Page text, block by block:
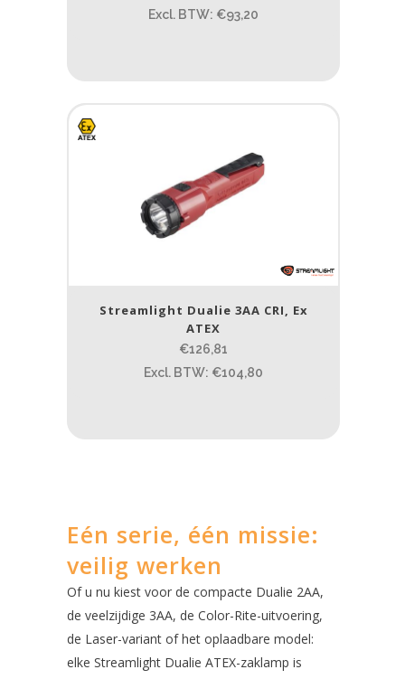
Excl. BTW: €93,20
Streamlight Dualie 3AA CRI, Ex
ATEX
€126,81
Excl. BTW: €104,80
Eén serie, één missie:
veilig werken
Of u nu kiest voor de compacte Dualie 2AA,
de veelzijdige 3AA, de Color-Rite-uitvoering,
de Laser-variant of het oplaadbare model:
elke Streamlight Dualie ATEX-zaklamp is